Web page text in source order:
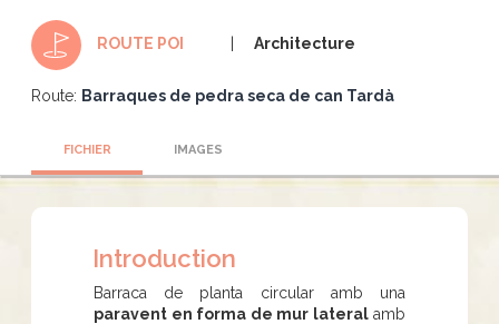
ROUTE POI Architecture
Route: Barraques de pedra seca de can Tardà
FICHIER IMAGES
Introduction
Barraca de planta circular amb una
paravent en forma de mur lateralamb